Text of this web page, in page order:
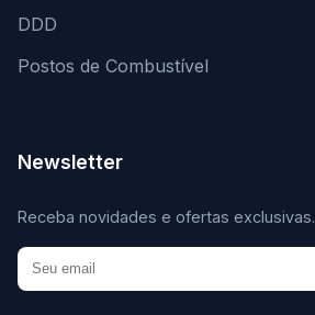
DDD
Postos de Combustível
Newsletter
Receba novidades e ofertas exclusivas.